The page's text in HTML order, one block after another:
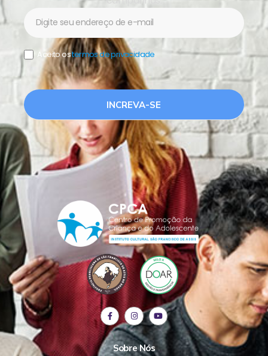
Aceito ostermos de privacidade.
INCREVA-SE
Sobre Nós